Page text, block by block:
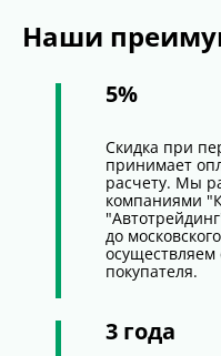
Наши
5%
Скидка при
принимает
расчету. Мы
компаниями
до
осуществляем
покупателя.
3 года